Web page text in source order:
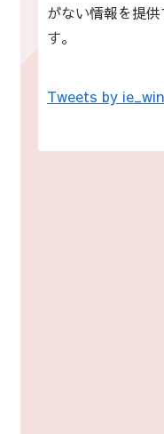
がない情報を提
す。
Tweets by